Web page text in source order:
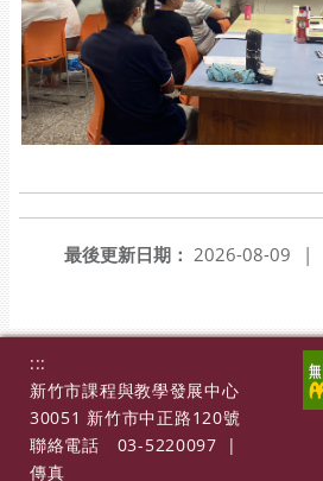
最後更新日期： 2026-08-09
|
:::
新竹市課程與教學發展中心
30051 新竹市中正路120號
聯絡電話
03-5220097
|
傳真